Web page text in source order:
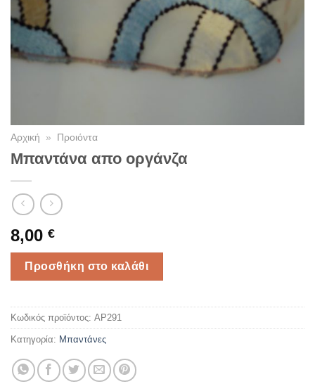
Αρχική » Προιόντα
Μπαντάνα απο οργάνζα
8,00 €
Προσθήκη στο καλάθι
Κωδικός προϊόντος: AP291
Κατηγορία: Mπαντάνες